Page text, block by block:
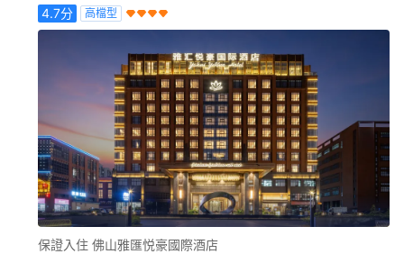
4.7分 高檔型
保證入住 佛山雅匯悦豪國際酒店